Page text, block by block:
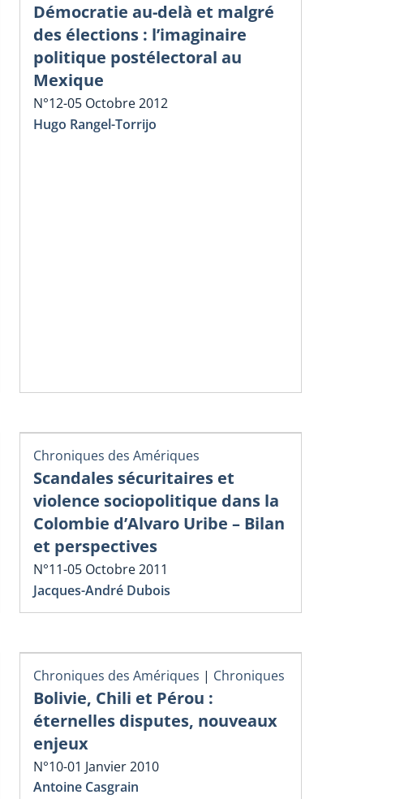
Démocratie au-delà et malgré
des élections : l’imaginaire
politique postélectoral au
Mexique
N°12-05 Octobre 2012
Hugo Rangel-Torrijo
Chroniques des Amériques
Scandales sécuritaires et
violence sociopolitique dans la
Colombie d’Alvaro Uribe – Bilan
et perspectives
N°11-05 Octobre 2011
Jacques-André Dubois
Chroniques des Amériques | Chroniques
Bolivie, Chili et Pérou :
éternelles disputes, nouveaux
enjeux
N°10-01 Janvier 2010
Antoine Casgrain